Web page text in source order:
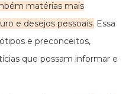
matérias mais
e desejos pessoais. Essa
e preconceitos,
que possam informar e